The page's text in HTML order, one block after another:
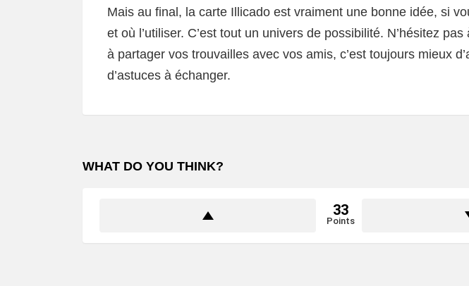
Mais au final, la carte Illicado est vraiment une bonne idée, si
et où l’utiliser. C’est tout un univers de possibilité. N’hésitez
à partager vos trouvailles avec vos amis, c’est toujours mieux
d’astuces à échanger.
WHAT DO YOU THINK?
33
Points